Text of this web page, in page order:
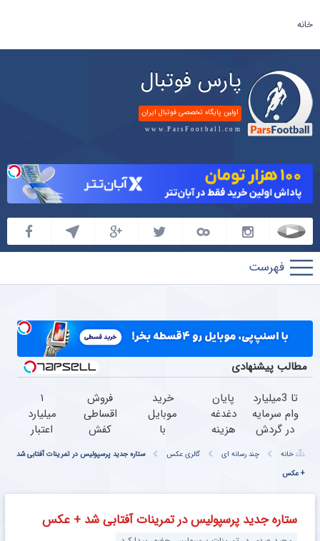
خانه
پارس فوتبال
اولین پایگاه تخصصی فوتبال ایران
www.ParsFootball.com
پارس
فوتبال
مطالب پیشنهادی
تا 3میلیارد
وام سرمایه
در گردش
=>
فروشگاهت
رو ثبت
پایان
دغدغه
هزینه
دندان
با پک
کننده
خرید
موبایل
با
پی |
قسط
سود و
فروش
اقساطی
کفش
70درصد
۱
میلیارد
اعتبار
خرید
طلا |
ضامن
خانه چند رسانه ای گالری عکس
ستاره جدید پرسپولیس در تمرینات آفتابی شد
+ عکس
ستاره جدید پرسپولیس در تمرینات آفتابی شد + عکس